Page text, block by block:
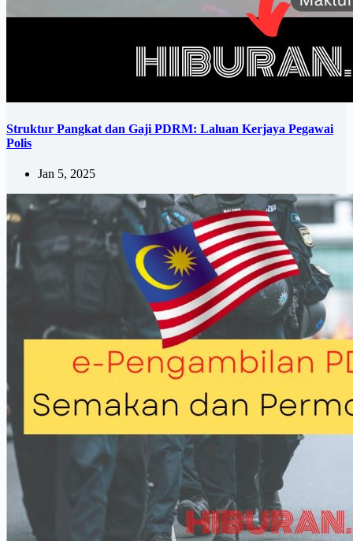
Struktur Pangkat dan Gaji PDRM: Laluan Kerjaya Pegawai
Polis
Jan 5, 2025